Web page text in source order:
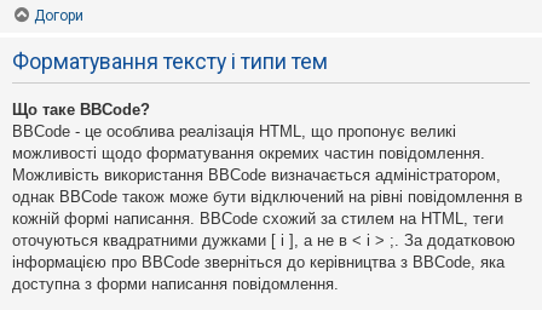
Догори
Форматування тексту і типи тем
Що таке BBCode?
BBCode - це особлива реалізація HTML, що пропонує великі
можливості щодо форматування окремих частин повідомлення.
Можливість використання BBCode визначається адміністратором,
однак BBCode також може бути відключений на рівні повідомлення в
кожній формі написання. BBCode схожий за стилем на HTML, теги
оточуються квадратними дужками [ і ], а не в < і > ;. За додатковою
інформацією про BBCode зверніться до керівництва з BBCode, яка
доступна з форми написання повідомлення.